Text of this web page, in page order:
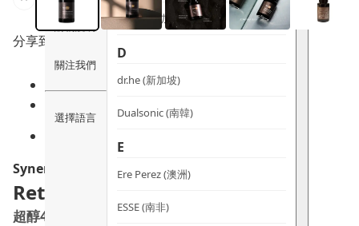
購物說明
關注我們
選擇語言
CERM (新加坡)
D
dr.he (新加坡)
Dualsonic (南韓)
E
Ere Perez (澳洲)
ESSE (南非)
分享到
Synergie Skin
RetiFol
超醇4A煥活雙效精華